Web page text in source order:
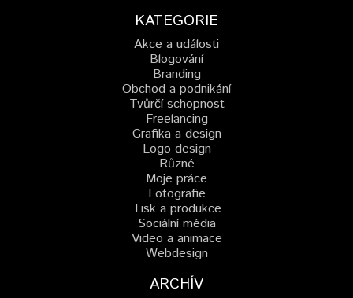
KATEGORIE
Akce a události
Blogování
Branding
Obchod a podnikání
Tvůrčí schopnost
Freelancing
Grafika a design
Logo design
Různé
Moje práce
Fotografie
Tisk a produkce
Sociální média
Video a animace
Webdesign
ARCHÍV